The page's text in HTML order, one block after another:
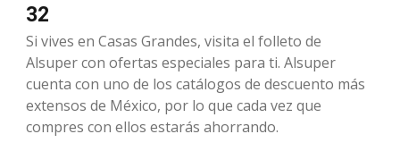
32
Si vives en Casas Grandes, visita el folleto de
Alsuper con ofertas especiales para ti. Alsuper
cuenta con uno de los catálogos de descuento más
extensos de México, por lo que cada vez que
compres con ellos estarás ahorrando.